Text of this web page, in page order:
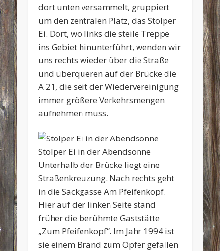
dort unten versammelt, gruppiert
um den zentralen Platz, das Stolper
Ei. Dort, wo links die steile Treppe
ins Gebiet hinunterführt, wenden wir
uns rechts wieder über die Straße
und überqueren auf der Brücke die
A 21, die seit der Wiedervereinigung
immer größere Verkehrsmengen
aufnehmen muss.
Stolper Ei in der Abendsonne
Unterhalb der Brücke liegt eine
Straßenkreuzung. Nach rechts geht
in die Sackgasse Am Pfeifenkopf.
Hier auf der linken Seite stand
früher die berühmte Gaststätte
„Zum Pfeifenkopf“. Im Jahr 1994 ist
sie einem Brand zum Opfer gefallen